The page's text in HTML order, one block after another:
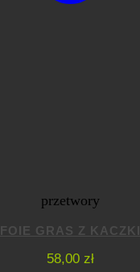
przetwory
FOIE GRAS Z KACZKI
58,00 zł